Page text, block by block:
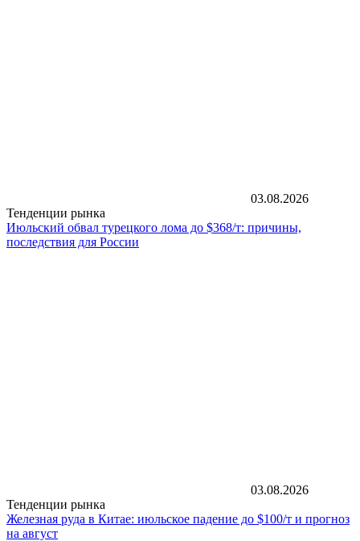
03.08.2026
Тенденции рынка
Июльский обвал турецкого лома до $368/т: причины,
последствия для России
03.08.2026
Тенденции рынка
Железная руда в Китае: июльское падение до $100/т и прогноз
на август